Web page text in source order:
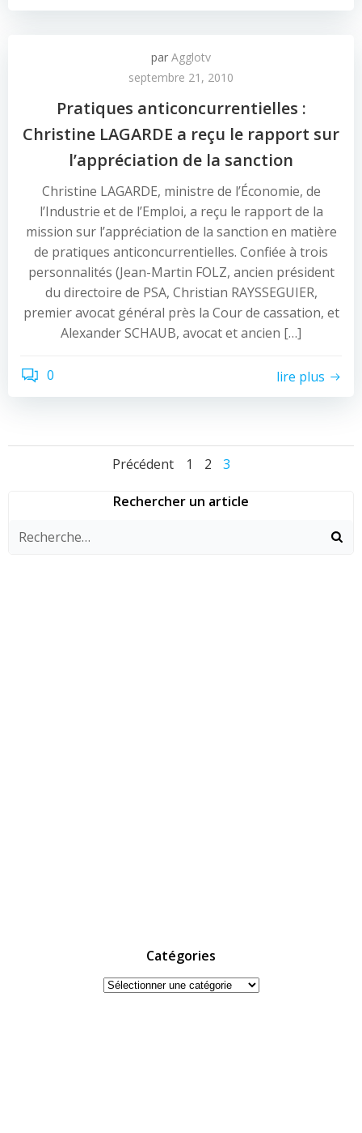
par Agglotv
septembre 21, 2010
Pratiques anticoncurrentielles :
Christine LAGARDE a reçu le rapport sur
l’appréciation de la sanction
Christine LAGARDE, ministre de l’Économie, de
l’Industrie et de l’Emploi, a reçu le rapport de la
mission sur l’appréciation de la sanction en matière
de pratiques anticoncurrentielles. Confiée à trois
personnalités (Jean-Martin FOLZ, ancien président
du directoire de PSA, Christian RAYSSEGUIER,
premier avocat général près la Cour de cassation, et
Alexander SCHAUB, avocat et ancien […]
0 lire plus
Navigation
des
Précédent
Navigation
des
Page
1 Page
2 Page
3
articles
Rechercher un article
Catégories
Catégories